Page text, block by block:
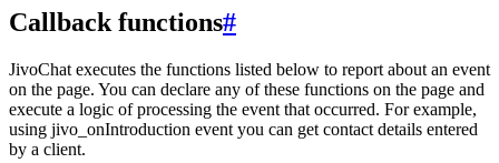
Callback functions#
JivoChat executes the functions listed below to report about an event
on the page. You can declare any of these functions on the page and
execute a logic of processing the event that occurred. For example,
using jivo_onIntroduction event you can get contact details entered
by a client.